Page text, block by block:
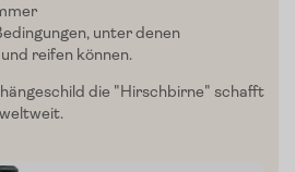
unter denen
reifen können.
die "Hirschbirne" schafft